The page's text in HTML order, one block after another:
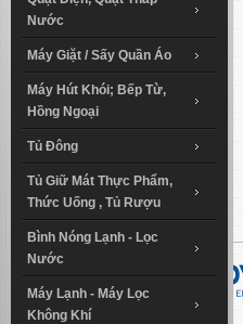
Nước
Máy Giặt / Sấy Quần Áo
Máy Hút Khói; Bếp Từ,
Hồng Ngoại
Tủ Đông
Tủ Giữ Mát Thực Phẩm,
Thức Uống , Tủ Rượu
Bình Nóng Lạnh - Lọc
Nước
Máy Lạnh - Máy Lọc
Không Khí